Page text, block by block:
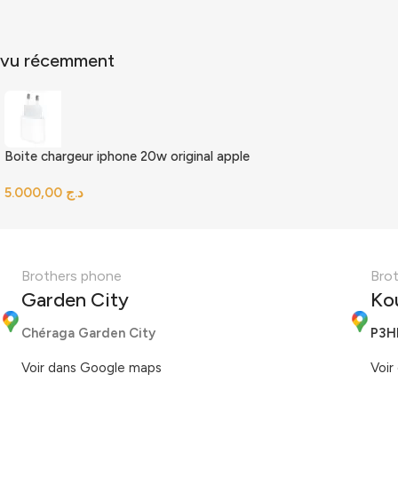
vu récemment
Boite chargeur iphone 20w original apple
د.ج
Brothers phone
Garden City
Chéraga Garden City
Voir dans Google maps Voir